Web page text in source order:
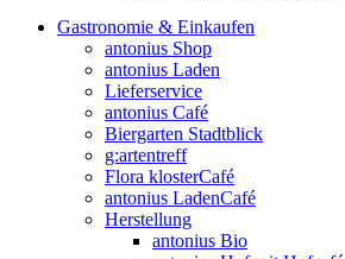
Gastronomie & Einkaufen
antonius Shop
antonius Laden
Lieferservice
antonius Café
Biergarten Stadtblick
g:artentreff
Flora klosterCafé
antonius LadenCafé
Herstellung
antonius Bio